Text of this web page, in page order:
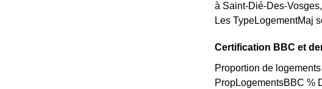
à Saint-Dié-Des-
Les TypeLogementMaj
Certification BBC et
Proportion de
PropLogementsBBC %